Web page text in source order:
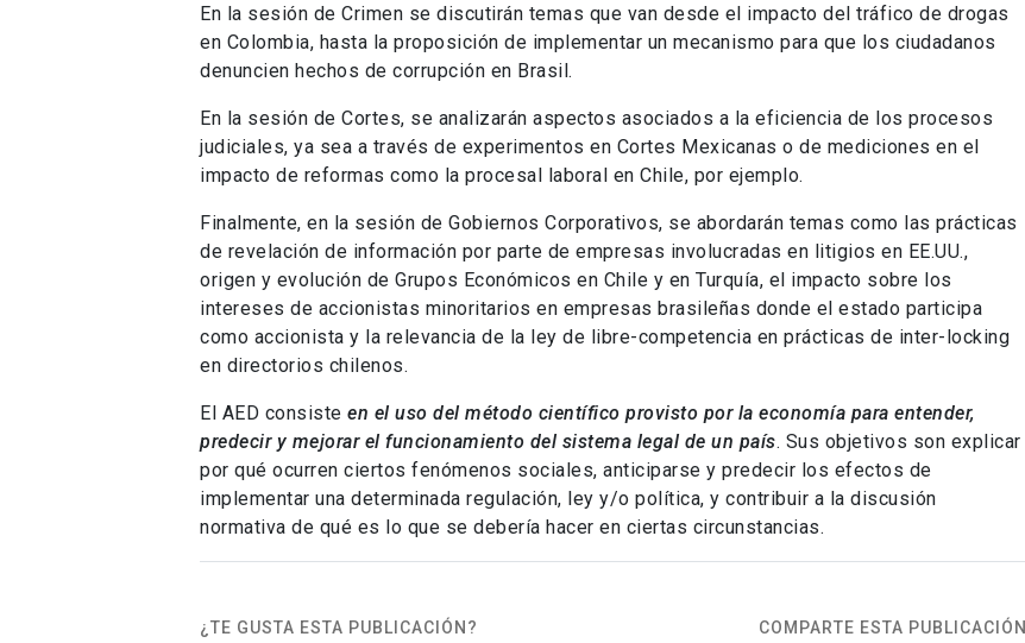
En la sesión de Crimen se discutirán temas que van desde el impacto del tráfico de drogas
en Colombia, hasta la proposición de implementar un mecanismo para que los ciudadanos
denuncien hechos de corrupción en Brasil.
En la sesión de Cortes, se analizarán aspectos asociados a la eficiencia de los procesos
judiciales, ya sea a través de experimentos en Cortes Mexicanas o de mediciones en el
impacto de reformas como la procesal laboral en Chile, por ejemplo.
Finalmente, en la sesión de Gobiernos Corporativos, se abordarán temas como las prácticas
de revelación de información por parte de empresas involucradas en litigios en EE.UU.,
origen y evolución de Grupos Económicos en Chile y en Turquía, el impacto sobre los
intereses de accionistas minoritarios en empresas brasileñas donde el estado participa
como accionista y la relevancia de la ley de libre-competencia en prácticas de inter-locking
en directorios chilenos.
El AED consiste en el uso del método científico provisto por la economía para entender,
predecir y mejorar el funcionamiento del sistema legal de un país. Sus objetivos son explicar
por qué ocurren ciertos fenómenos sociales, anticiparse y predecir los efectos de
implementar una determinada regulación, ley y/o política, y contribuir a la discusión
normativa de qué es lo que se debería hacer en ciertas circunstancias.
¿TE GUSTA ESTA PUBLICACIÓN? COMPARTE ESTA PUBLICACIÓN